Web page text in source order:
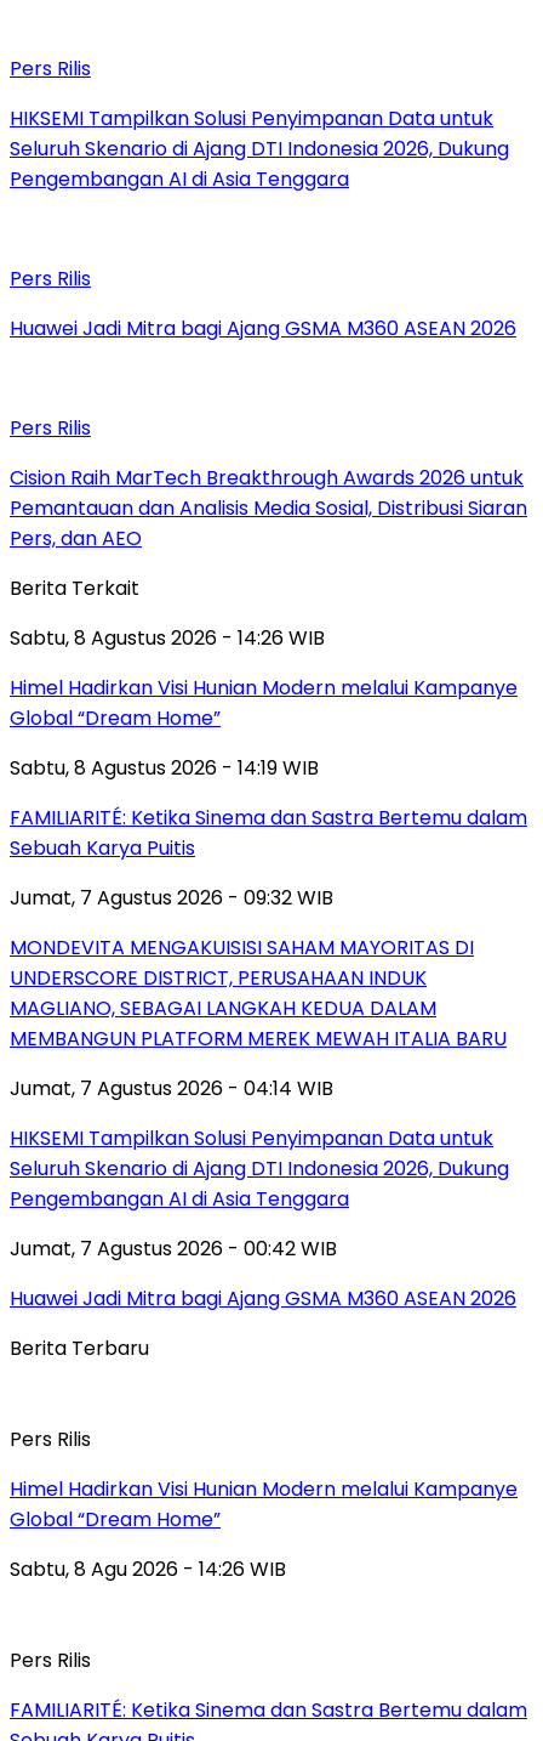
Pers Rilis
HIKSEMI Tampilkan Solusi Penyimpanan Data untuk
Seluruh Skenario di Ajang DTI Indonesia 2026, Dukung
Pengembangan AI di Asia Tenggara
Pers Rilis
Huawei Jadi Mitra bagi Ajang GSMA M360 ASEAN 2026
Pers Rilis
Cision Raih MarTech Breakthrough Awards 2026 untuk
Pemantauan dan Analisis Media Sosial, Distribusi Siaran
Pers, dan AEO
Berita Terkait
Sabtu, 8 Agustus 2026 - 14:26 WIB
Himel Hadirkan Visi Hunian Modern melalui Kampanye
Global “Dream Home”
Sabtu, 8 Agustus 2026 - 14:19 WIB
FAMILIARITÉ: Ketika Sinema dan Sastra Bertemu dalam
Sebuah Karya Puitis
Jumat, 7 Agustus 2026 - 09:32 WIB
MONDEVITA MENGAKUISISI SAHAM MAYORITAS DI
UNDERSCORE DISTRICT, PERUSAHAAN INDUK
MAGLIANO, SEBAGAI LANGKAH KEDUA DALAM
MEMBANGUN PLATFORM MEREK MEWAH ITALIA BARU
Jumat, 7 Agustus 2026 - 04:14 WIB
HIKSEMI Tampilkan Solusi Penyimpanan Data untuk
Seluruh Skenario di Ajang DTI Indonesia 2026, Dukung
Pengembangan AI di Asia Tenggara
Jumat, 7 Agustus 2026 - 00:42 WIB
Huawei Jadi Mitra bagi Ajang GSMA M360 ASEAN 2026
Berita Terbaru
Pers Rilis
Himel Hadirkan Visi Hunian Modern melalui Kampanye
Global “Dream Home”
Sabtu, 8 Agu 2026 - 14:26 WIB
Pers Rilis
FAMILIARITÉ: Ketika Sinema dan Sastra Bertemu dalam